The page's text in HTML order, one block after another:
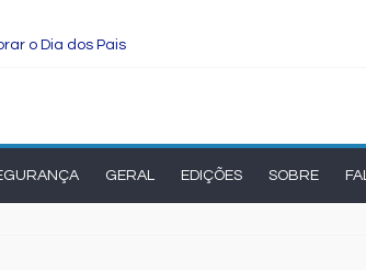
o Dia dos Pais
com os candidatos ao Governo do Estado
às obras de modernização da UPB e
GERAL EDIÇÕES SOBRE